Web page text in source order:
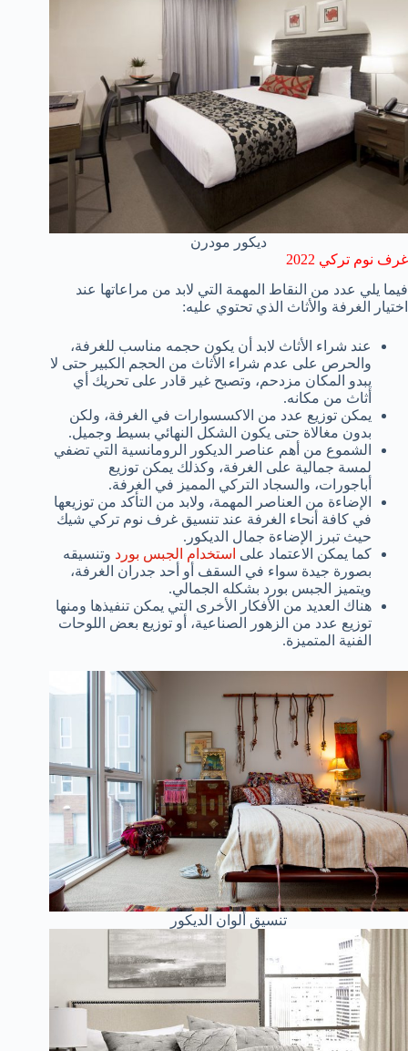
ديكور مودرن
غرف نوم تركي 2022
فيما يلي عدد من النقاط المهمة التي لابد من مراعاتها عند
اختيار الغرفة والأثاث الذي تحتوي عليه:
عند شراء الأثاث لابد أن يكون حجمه مناسب للغرفة،
والحرص على عدم شراء الأثاث من الحجم الكبير حتى لا
يبدو المكان مزدحم، وتصبح غير قادر على تحريك أي
أثاث من مكانه.
يمكن توزيع عدد من الاكسسوارات في الغرفة، ولكن
بدون مغالاة حتى يكون الشكل النهائي بسيط وجميل.
الشموع من أهم عناصر الديكور الرومانسية التي تضفي
لمسة جمالية على الغرفة، وكذلك يمكن توزيع
أباجورات، والسجاد التركي المميز في الغرفة.
الإضاءة من العناصر المهمة، ولابد من التأكد من توزيعها
في كافة أنحاء الغرفة عند تنسيق غرف نوم تركي شيك
حيث تبرز الإضاءة جمال الديكور.
كما يمكن الاعتماد على استخدام الجبس بورد وتنسيقه
بصورة جيدة سواء في السقف أو أحد جدران الغرفة،
ويتميز الجبس بورد بشكله الجمالي.
هناك العديد من الأفكار الأخرى التي يمكن تنفيذها ومنها
توزيع عدد من الزهور الصناعية، أو توزيع بعض اللوحات
الفنية المتميزة.
تنسيق ألوان الديكور